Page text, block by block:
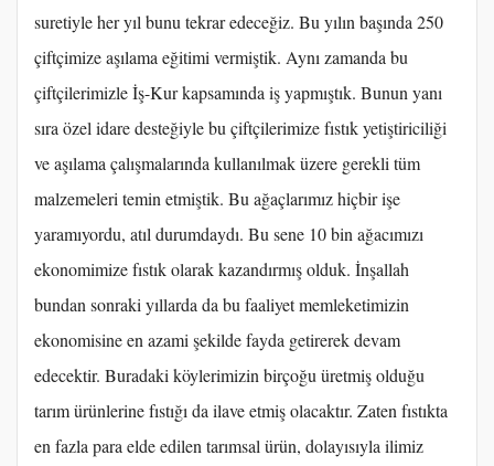
suretiyle her yıl bunu tekrar edeceğiz. Bu yılın başında 250
çiftçimize aşılama eğitimi vermiştik. Aynı zamanda bu
çiftçilerimizle İş-Kur kapsamında iş yapmıştık. Bunun yanı
sıra özel idare desteğiyle bu çiftçilerimize fıstık yetiştiriciliği
ve aşılama çalışmalarında kullanılmak üzere gerekli tüm
malzemeleri temin etmiştik. Bu ağaçlarımız hiçbir işe
yaramıyordu, atıl durumdaydı. Bu sene 10 bin ağacımızı
ekonomimize fıstık olarak kazandırmış olduk. İnşallah
bundan sonraki yıllarda da bu faaliyet memleketimizin
ekonomisine en azami şekilde fayda getirerek devam
edecektir. Buradaki köylerimizin birçoğu üretmiş olduğu
tarım ürünlerine fıstığı da ilave etmiş olacaktır. Zaten fıstıkta
en fazla para elde edilen tarımsal ürün, dolayısıyla ilimiz